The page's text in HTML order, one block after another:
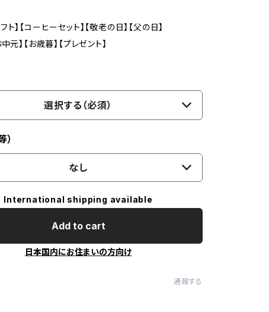
ト】【コーヒーセット】【敬老の日】【父の日】
中元】【お歳暮】【プレゼント】
選択する（必須）
）
なし
International shipping available
Add to cart
日本国内にお住まいの方向け
通報する